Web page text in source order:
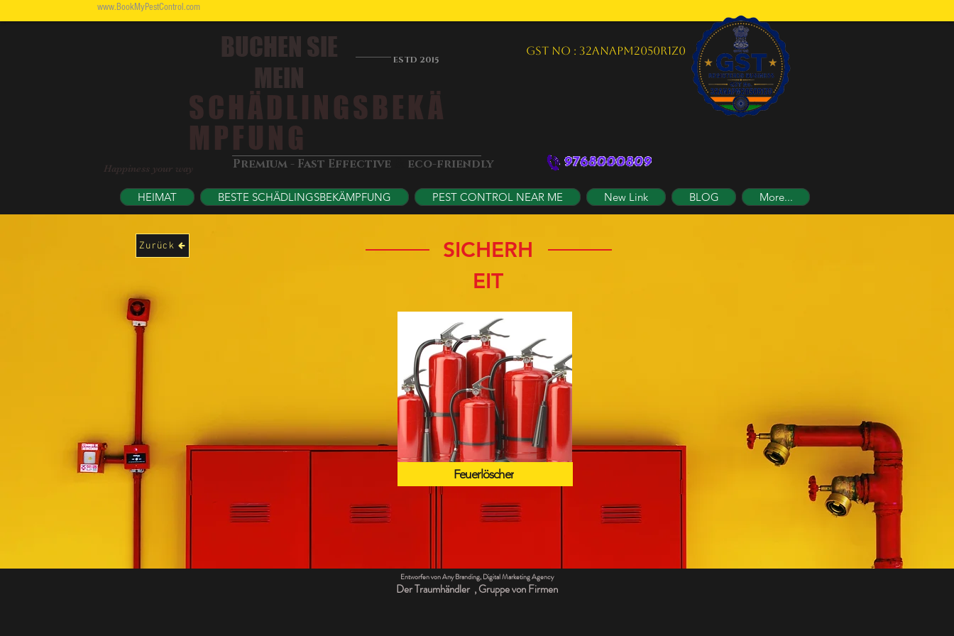
www.BookMyPestControl.com
SCHÄDLINGSBEKÄ
MPFUNG
BUCHEN SIE
MEIN
ESTD 2015
Premium - Fast Effective eco-friendly
Happiness your way
GST NO : 32ANAPM2050R1Z0
HEIMAT BESTE SCHÄDLINGSBEKÄMPFUNG PEST CONTROL NEAR ME New Link BLOG More...
Zurück
SICHERH
EIT
Feuerlöscher
Entworfen von Any Branding, Digital Marketing Agency
Der Traumhändler , Gruppe von Firmen